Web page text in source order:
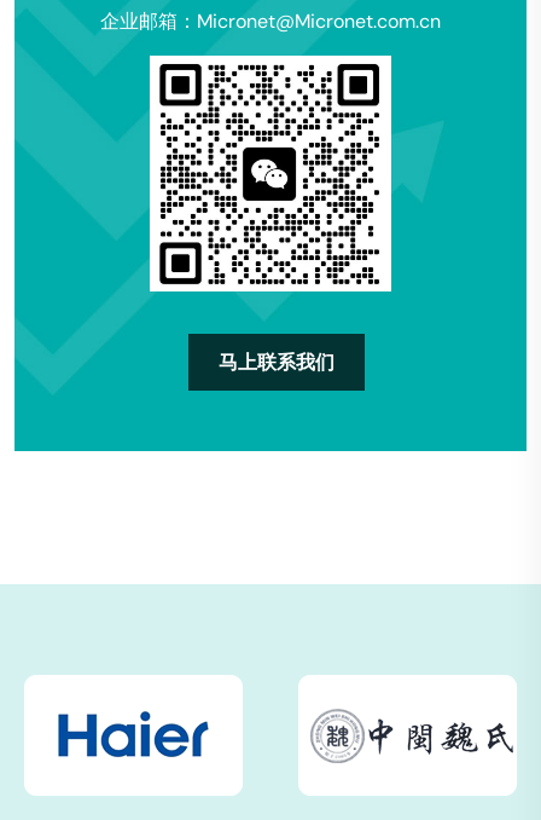
企业邮箱：Micronet@Micronet.com.cn
马上联系我们